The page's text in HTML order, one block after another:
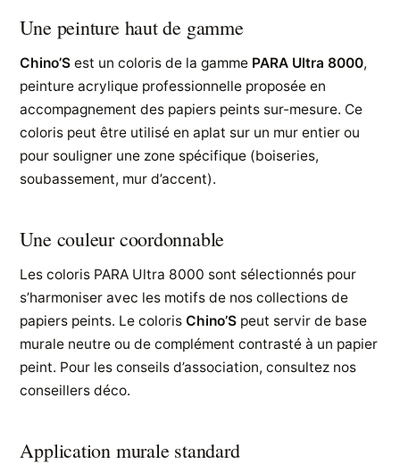
Une peinture haut de gamme
Chino’S est un coloris de la gamme PARA Ultra 8000,
peinture acrylique professionnelle proposée en
accompagnement des papiers peints sur-mesure. Ce
coloris peut être utilisé en aplat sur un mur entier ou
pour souligner une zone spécifique (boiseries,
soubassement, mur d’accent).
Une couleur coordonnable
Les coloris PARA Ultra 8000 sont sélectionnés pour
s’harmoniser avec les motifs de nos collections de
papiers peints. Le colorisChino’S peut servir de base
murale neutre ou de complément contrasté à un papier
peint. Pour les conseils d’association, consultez nos
conseillers déco.
Application murale standard